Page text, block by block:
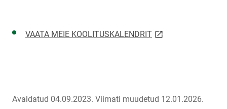
VAATA MEIE KOOLITUSKALENDRITlink opens on new
Avaldatud 04.09.2023. Viimati muudetud 12.01.2026.